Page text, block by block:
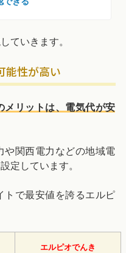
ていきます。
能性が高い
メリットは、電気代が安
や関西電力などの地域電
定しています。
トで最安値を誇るエルピ
エルピオでんき